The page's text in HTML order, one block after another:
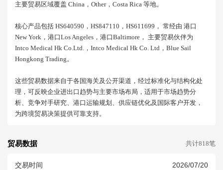
主要贸易区域覆盖 China，other，costa Rica 等地。
核心产品包括 HS640590，HS847110，HS611699， 常经由 港口
New York，港口los Angeles，港口baltimore， 主要贸易伙伴为
Intco Medical Hk Co.ltd.，intco Medical Hk Co. Ltd，blue Sail
Hongkong Trading。
这些贸易数据来自于各国海关及公开渠道，经过标准化与结构化处
理，可反映企业进出口趋势与主要市场布局，适用于市场趋势分
析、竞争对手研究、港口运输规划、供应链优化及国际客户开发，
为跨境贸易决策提供可靠支持。
贸易数据 共计818笔
交易时间 2026/07/20